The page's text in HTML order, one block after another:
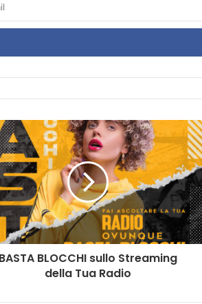
BASTA BLOCCHI sullo Streaming
della Tua Radio